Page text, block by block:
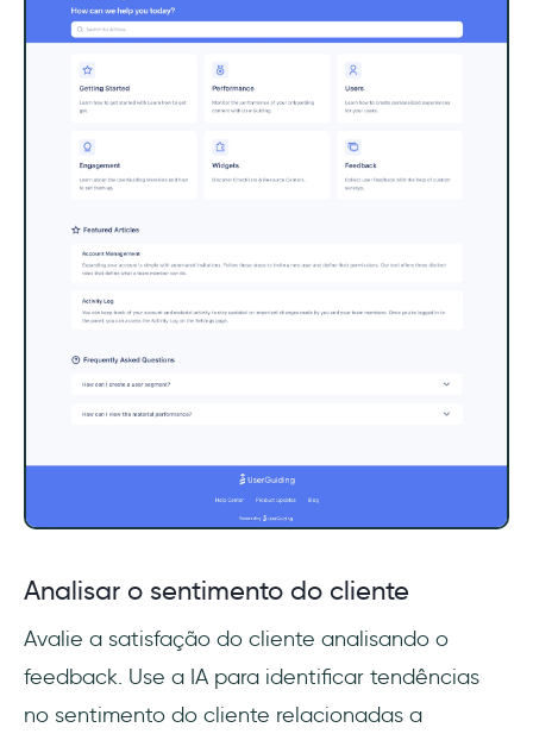
Analisar o sentimento do cliente
Avalie a satisfação do cliente analisando o
feedback. Use a IA para identificar tendências
no sentimento do cliente relacionadas a